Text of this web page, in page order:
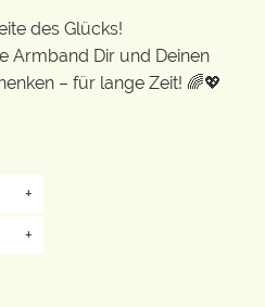
des Glücks!
Armband Dir und Deinen
– für lange Zeit! 🌈💖
+
+